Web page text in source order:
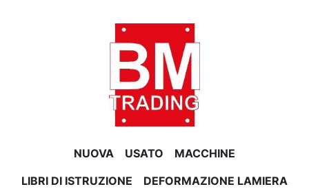
NUOVA USATO
MACCHINE
LIBRI DI ISTRUZIONE
DEFORMAZIONE LAMIERA